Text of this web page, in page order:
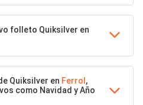
folleto Quiksilver en
Quiksilver en Ferrol ,
como Navidad y Año